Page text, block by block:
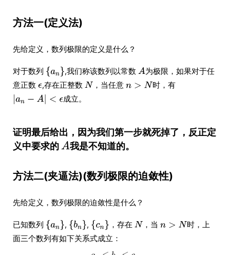
方法一(定义法)
先给定义，数列极限的定义是什么？
对于数列 ,我们称该数列以常数
为极限，如果对于任
意正数
,存在正整数 ，当任意
时，有
成立。
证明最后给出，因为我们第一步就死掉了，反正定
义中要求的
我是不知道的。
方法二(夹逼法)(数列极限的迫敛性)
先给定义，数列极限的迫敛性是什么？
已知数列 , , ，存在 ，当
时，上
面三个数列有如下关系式成立：